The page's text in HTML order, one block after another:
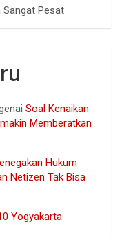
Sangat Pesat
Soal Kenaikan
Memberatkan
Hukum
Netizen Tak Bisa
Yogyakarta